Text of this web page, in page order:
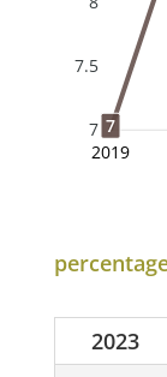
7.5
7 7
2019
2023